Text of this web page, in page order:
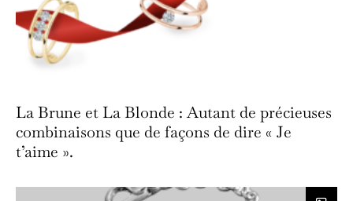
La Brune et La Blonde : Autant de précieuses
combinaisons que de façons de dire « Je
t’aime ».